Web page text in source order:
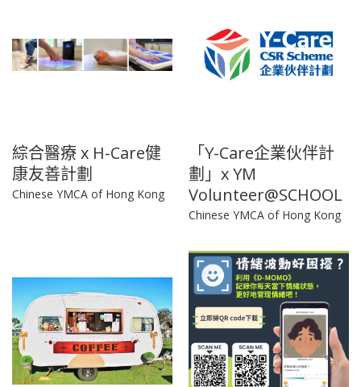
綜合醫療 x H-Care健
康友善計劃
Chinese YMCA of Hong Kong
「Y-Care企業伙伴計
劃」x YM
Volunteer@SCHOOL
Chinese YMCA of Hong Kong